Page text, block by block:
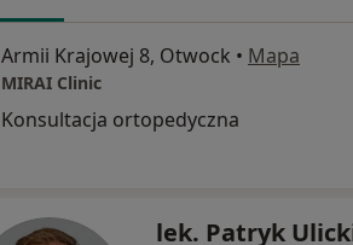
Armii Krajowej 8, Otwock • Mapa
MIRAI Clinic
Konsultacja ortopedyczna
lek. Patryk